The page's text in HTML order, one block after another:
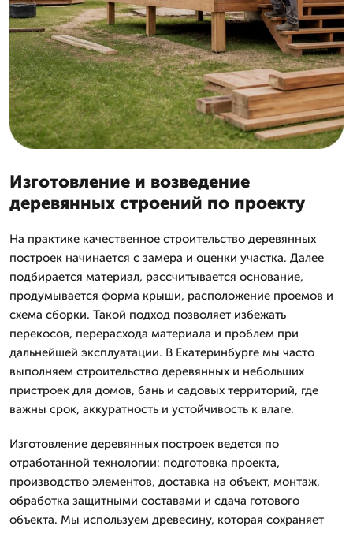
Изготовление и возведение
деревянных строений по проекту
На практике качественное строительство деревянных
построек начинается с замера и оценки участка. Далее
подбирается материал, рассчитывается основание,
продумывается форма крыши, расположение проемов и
схема сборки. Такой подход позволяет избежать
перекосов, перерасхода материала и проблем при
дальнейшей эксплуатации. В Екатеринбурге мы часто
выполняем строительство деревянных и небольших
пристроек для домов, бань и садовых территорий, где
важны срок, аккуратность и устойчивость к влаге.
Изготовление деревянных построек ведется по
отработанной технологии: подготовка проекта,
производство элементов, доставка на объект, монтаж,
обработка защитными составами и сдача готового
объекта. Мы используем древесину, которая сохраняет